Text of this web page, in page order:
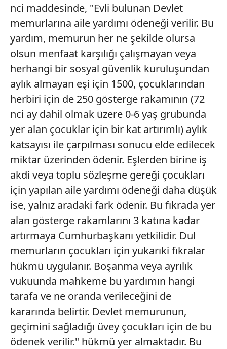
nci maddesinde, "Evli bulunan Devlet
memurlarına aile yardımı ödeneği verilir. Bu
yardım, memurun her ne şekilde olursa
olsun menfaat karşılığı çalışmayan veya
herhangi bir sosyal güvenlik kuruluşundan
aylık almayan eşi için 1500, çocuklarından
herbiri için de 250 gösterge rakamının (72
nci ay dahil olmak üzere 0-6 yaş grubunda
yer alan çocuklar için bir kat artırımlı) aylık
katsayısı ile çarpılması sonucu elde edilecek
miktar üzerinden ödenir. Eşlerden birine iş
akdi veya toplu sözleşme gereği çocukları
için yapılan aile yardımı ödeneği daha düşük
ise, yalnız aradaki fark ödenir. Bu fıkrada yer
alan gösterge rakamlarını 3 katına kadar
artırmaya Cumhurbaşkanı yetkilidir. Dul
memurların çocukları için yukarıki fıkralar
hükmü uygulanır. Boşanma veya ayrılık
vukuunda mahkeme bu yardımın hangi
tarafa ve ne oranda verileceğini de
kararında belirtir. Devlet memurunun,
geçimini sağladığı üvey çocukları için de bu
ödenek verilir." hükmü yer almaktadır. Bu